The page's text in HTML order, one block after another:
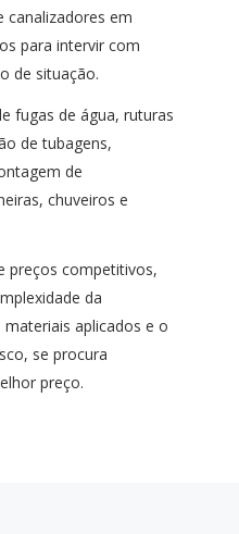
canalizadores em
para intervir com
de situação.
fugas de água, ruturas
de tubagens,
de
chuveiros e
preços competitivos,
da
aplicados e o
se procura
preço.